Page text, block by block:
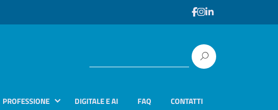
PROFESSIONE DIGITALE E AI FAQ CONTATTI